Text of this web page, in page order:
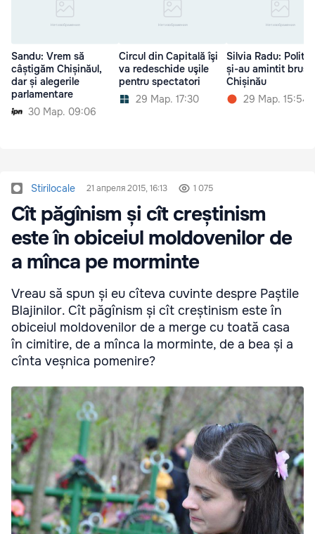
Sandu: Vrem să
câștigăm Chișinăul,
dar și alegerile
parlamentare
30 Мар. 09:06
Circul din Capitală îşi
va redeschide uşile
pentru spectatori
29 Мар. 17:30
Silvia Radu:
și-au amintit
Chișinău
29 Мар. 15:54
Stirilocale 21 апреля 2015, 16:13 1 075
Cît păgînism și cît creștinism
este în obiceiul moldovenilor de
a mînca pe morminte
Vreau să spun și eu cîteva cuvinte despre Paștile
Blajinilor. Cît păgînism și cît creștinism este în
obiceiul moldovenilor de a merge cu toată casa
în cimitire, de a mînca la morminte, de a bea și a
cînta veșnica pomenire?